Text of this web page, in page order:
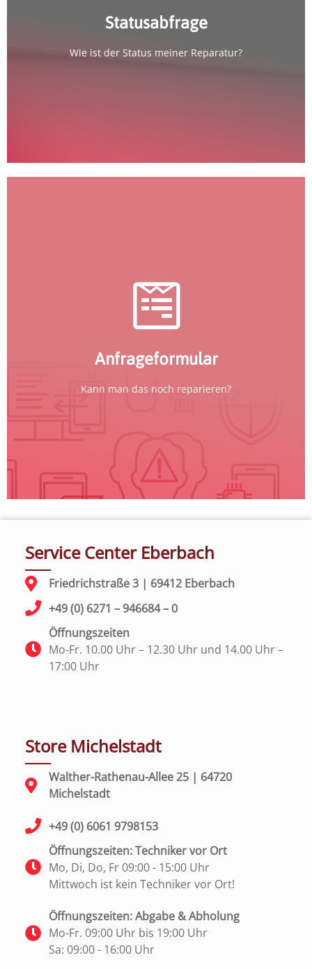
Statusabfrage
Wie ist der Status meiner Reparatur?
Anfrageformular
Kann man das noch reparieren?
ausfüllen und wir sagen es Dir!
zum Formular
Service Center Eberbach
Friedrichstraße 3 | 69412 Eberbach
+49 (0) 6271 – 946684 – 0
Öffnungszeiten
Mo-Fr. 10.00 Uhr – 12.30 Uhr und 14.00 Uhr –
17:00 Uhr
Store Michelstadt
Walther-Rathenau-Allee 25 | 64720
Michelstadt
+49 (0) 6061 9798153
Öffnungszeiten: Techniker vor Ort
Mo, Di, Do, Fr 09:00 - 15:00 Uhr
Mittwoch ist kein Techniker vor Ort!
Öffnungszeiten: Abgabe & Abholung
Mo-Fr. 09:00 Uhr bis 19:00 Uhr
Sa: 09:00 - 16:00 Uhr